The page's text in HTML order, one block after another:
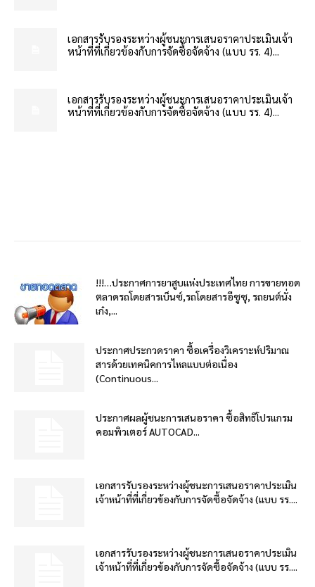
เอกสารรับรองระหว่างผู้ชนะการเสนอราคาประเมินเจ้า
หน้าที่ที่เกี่ยวข้องกับการจัดซื้อจัดจ้าง (แบบ รร. 4)...
เอกสารรับรองระหว่างผู้ชนะการเสนอราคาประเมินเจ้า
หน้าที่ที่เกี่ยวข้องกับการจัดซื้อจัดจ้าง (แบบ รร. 4)...
!!!…ประกาศการยาสูบแห่งประเทศไทย การขายทอด
ตลาดรถโดยสารเบ็นซ์,รถโดยสารอีซูซุ, รถยนต์นั่ง
เก๋ง,...
ประกาศประกวดราคา ซื้อเครื่องวิเคราะห์ปริมาณ
สารด้วยเทคนิคการไหลแบบต่อเนื่อง
(Continuous...
ประกาศผลผู้ชนะการเสนอราคา ซื้อสิทธิโปรแกรม
คอมพิวเตอร์ AUTOCAD...
เอกสารรับรองระหว่างผู้ชนะการเสนอราคาประเมิน
เจ้าหน้าที่ที่เกี่ยวข้องกับการจัดซื้อจัดจ้าง (แบบ รร....
เอกสารรับรองระหว่างผู้ชนะการเสนอราคาประเมิน
เจ้าหน้าที่ที่เกี่ยวข้องกับการจัดซื้อจัดจ้าง (แบบ รร....